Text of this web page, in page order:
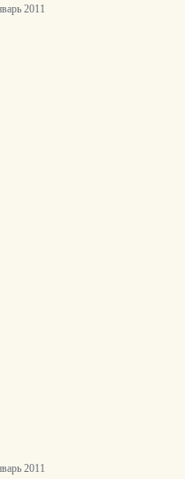
2011
2011